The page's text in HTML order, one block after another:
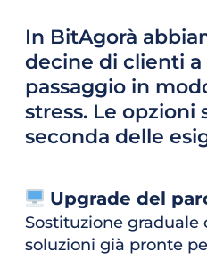
In BitAgorà
decine di clienti
passaggio in
stress. Le opzioni
seconda delle
Upgrade del
Sostituzione graduale
soluzioni già pronte